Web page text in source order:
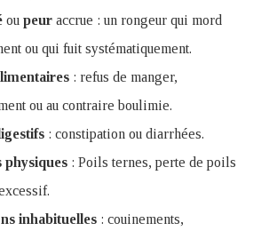
ou peur accrue : un rongeur qui mord
ou qui fuit systématiquement.
: refus de manger,
ou au contraire boulimie.
: constipation ou diarrhées.
physiques : Poils ternes, perte de poils
inhabituelles : couinements,